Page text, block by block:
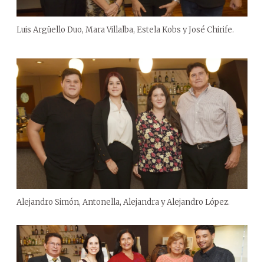
Luis Argüello Duo, Mara Villalba, Estela Kobs y José Chirife.
Alejandro Simón, Antonella, Alejandra y Alejandro López.